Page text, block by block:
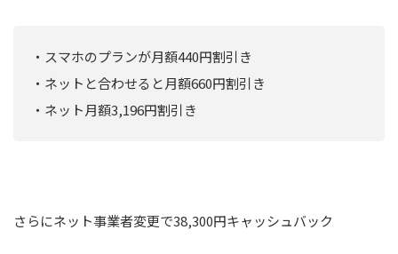
・スマホのプランが月額440円割引き
・ネットと合わせると月額660円割引き
・ネット月額3,196円割引き
さらにネット事業者変更で38,300円キャッシュバック